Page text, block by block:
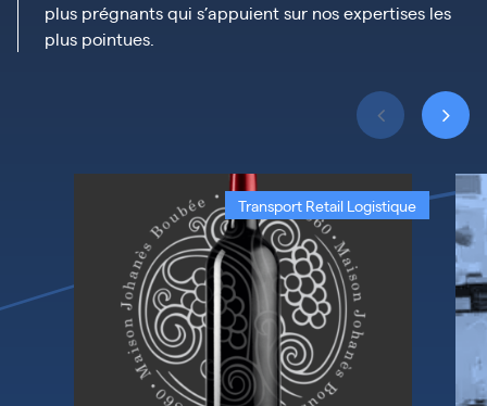
plus prégnants qui s’appuient sur nos expertises les
plus pointues.
Transport Retail Logistique